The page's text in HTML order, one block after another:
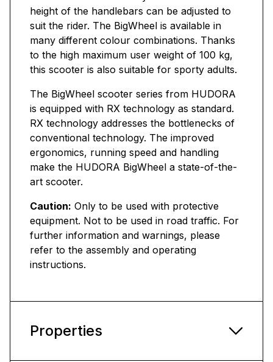
height of the handlebars can be adjusted to
suit the rider. The BigWheel is available in
many different colour combinations. Thanks
to the high maximum user weight of 100 kg,
this scooter is also suitable for sporty adults.
The BigWheel scooter series from HUDORA
is equipped with RX technology as standard.
RX technology addresses the bottlenecks of
conventional technology. The improved
ergonomics, running speed and handling
make the HUDORA BigWheel a state-of-the-
art scooter.
Caution: Only to be used with protective
equipment. Not to be used in road traffic. For
further information and warnings, please
refer to the assembly and operating
instructions.
Properties